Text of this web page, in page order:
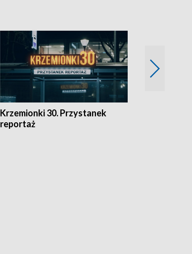
Krzemionki 30. Przystanek
reportaż